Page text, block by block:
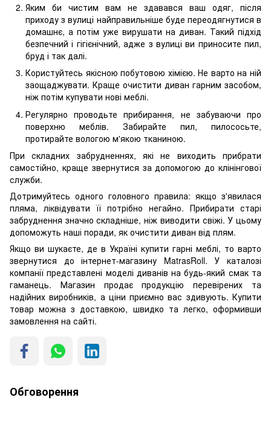
Яким би чистим вам не здавався ваш одяг, після
приходу з вулиці найправильніше буде переодягнутися в
домашнє, а потім уже вирушати на диван. Такий підхід
безпечний і гігієнічний, адже з вулиці ви приносите пил,
бруд і так далі.
Користуйтесь якісною побутовою хімією. Не варто на ній
заощаджувати. Краще очистити диван гарним засобом,
ніж потім купувати нові меблі.
Регулярно проводьте прибирання, не забуваючи про
поверхню меблів. Забирайте пил, пилососьте,
протирайте вологою м'якою тканиною.
При складних забрудненнях, які не виходить прибрати
самостійно, краще звернутися за допомогою до клінінгової
служби.
Дотримуйтесь одного головного правила: якщо з'явилася
пляма, ліквідувати її потрібно негайно. Прибирати старі
забруднення значно складніше, ніж виводити свіжі. У цьому
допоможуть наші поради, як очистити диван від плям.
Якщо ви шукаєте, де в Україні купити гарні меблі, то варто
звернутися до інтернет-магазину MatrasRoll. У каталозі
компанії представлені моделі диванів на будь-який смак та
гаманець. Магазин продає продукцію перевірених та
надійних виробників, а ціни приємно вас здивують. Купити
товар можна з доставкою, швидко та легко, оформивши
замовлення на сайті.
Обговорення